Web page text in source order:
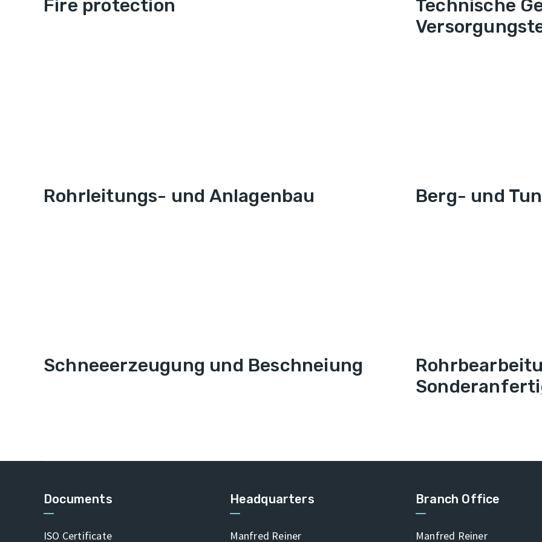
Fire protection
Technische
Rohrleitungs- und Anlagenbau Berg- und
Schneeerzeugung und Beschneiung
Documents
ISO Certificate
Headquarters
Manfred Reiner
Branch Office
Manfred Reiner